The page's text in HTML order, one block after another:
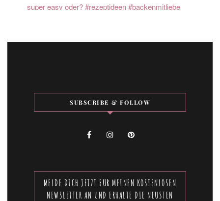
SUBSCRIBE & FOLLOW
MELDE DICH JETZT FÜR MEINEN KOSTENLOSEN
NEWSLETTER AN UND ERHALTE DIE NEUSTEN